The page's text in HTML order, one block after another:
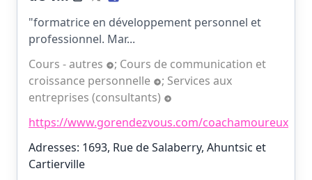
"formatrice en développement personnel et
professionnel. Mar...
Cours - autres
; Cours de communication et
croissance personnelle
; Services aux
entreprises (consultants)
https://www.gorendezvous.com/coachamoureux
Adresses: 1693, Rue de Salaberry, Ahuntsic et
Cartierville